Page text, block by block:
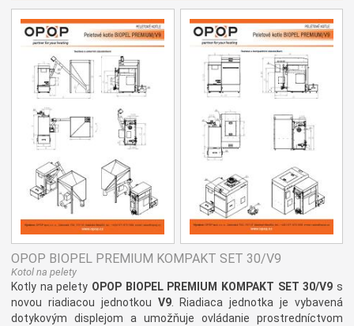
OPOP BIOPEL PREMIUM KOMPAKT SET 30/V9
Kotol na pelety
Kotly na pelety OPOP BIOPEL PREMIUM KOMPAKT SET 30/V9 s
novou riadiacou jednotkou V9. Riadiaca jednotka je vybavená
dotykovým displejom a umožňuje ovládanie prostredníctvom